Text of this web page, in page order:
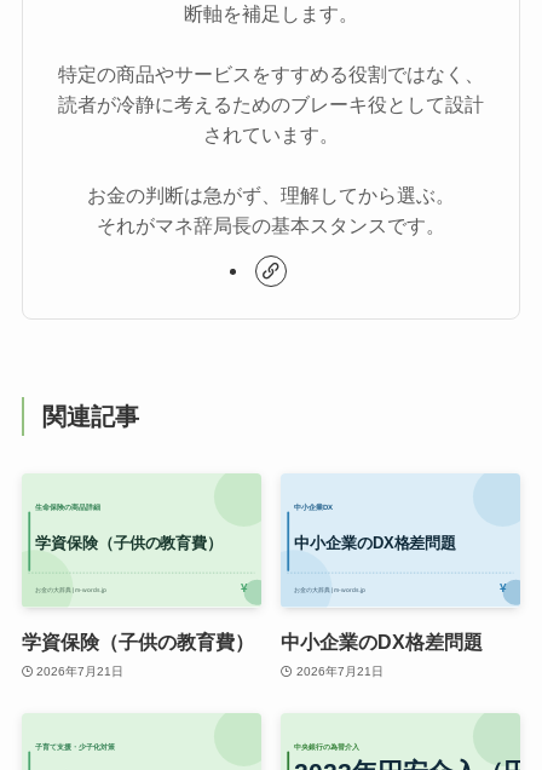
断軸を補足します。
特定の商品やサービスをすすめる役割ではなく、
読者が冷静に考えるためのブレーキ役として設計
されています。
お金の判断は急がず、理解してから選ぶ。
それがマネ辞局長の基本スタンスです。
関連記事
学資保険（子供の教育費）
2026年7月21日
中小企業のDX格差問題
2026年7月21日